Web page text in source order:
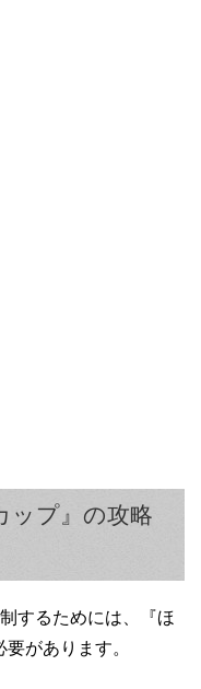
ップ』の攻略
するためには、『ほ
があります。